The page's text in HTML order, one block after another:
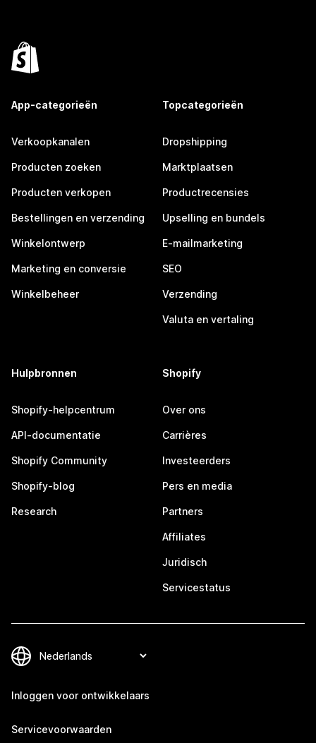
App-categorieën
Verkoopkanalen
Producten zoeken
Producten verkopen
Bestellingen en verzending
Winkelontwerp
Marketing en conversie
Winkelbeheer
Topcategorieën
Dropshipping
Marktplaatsen
Productrecensies
Upselling en bundels
E-mailmarketing
SEO
Verzending
Valuta en vertaling
Hulpbronnen
Shopify-helpcentrum
API-documentatie
Shopify Community
Shopify-blog
Research
Shopify
Over ons
Carrières
Investeerders
Pers en media
Partners
Affiliates
Juridisch
Servicestatus
Inloggen voor ontwikkelaars
Servicevoorwaarden